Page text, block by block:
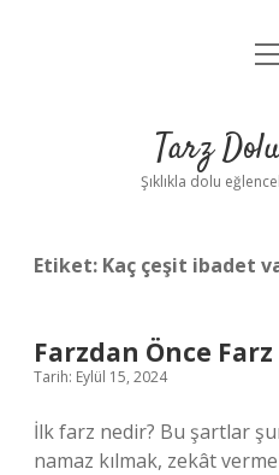
Yasal
Tarz
Şıklıkla dolu
Etiket: Kaç çeşit ibadet
Farzdan Önce
Tarih: Eylül 15, 2024
İlk farz nedir? Bu şartlar
namaz kılmak, zekât